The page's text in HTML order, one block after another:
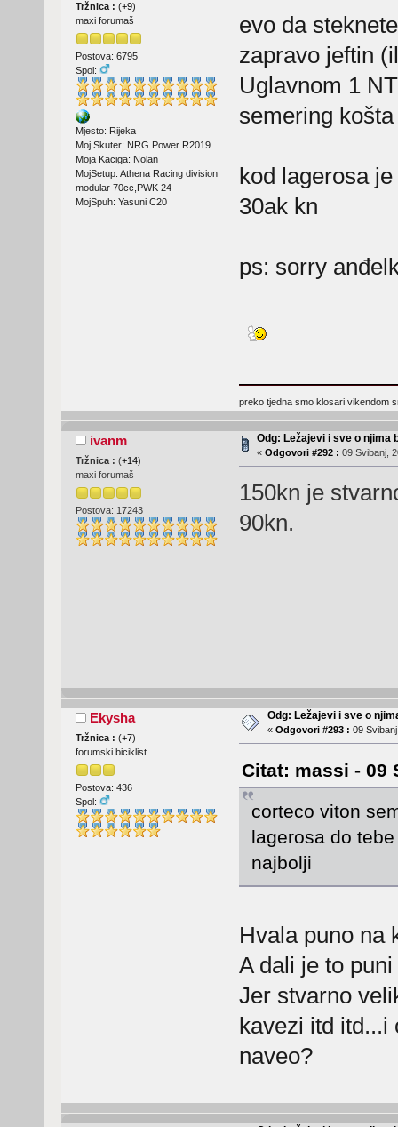
Tržnica : (+9)
maxi forumaš
Postova: 6795
Spol:
Mjesto: Rijeka
Moj Skuter: NRG Power R2019
Moja Kaciga: Nolan
MojSetup: Athena Racing division
modular 70cc,PWK 24
MojSpuh: Yasuni C20
evo da
zapravo jeftin
Uglavnom 1
semering
kod lagerosa
30ak kn
ps: sorry
preko tjedna smo klosari vikendom
ivanm
Tržnica : (+14)
maxi forumaš
Postova: 17243
Odg: Ležajevi i sve o njima
« Odgovori #292 : 09 Svibanj,
150kn je
90kn.
Ekysha
Tržnica : (+7)
forumski biciklist
Postova: 436
Spol:
Odg: Ležajevi i sve o
« Odgovori #293 : 09
Citat: massi - 09
corteco viton
lagerosa do
najbolji
Hvala puno na
A dali je to
Jer stvarno
kavezi itd itd...i
naveo?